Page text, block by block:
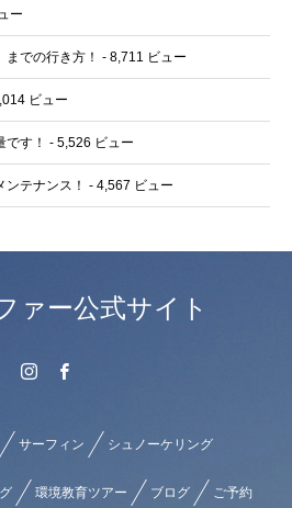
ー
での行き方！ - 8,711 ビュー
ビュー
す！ - 5,526 ビュー
テナンス！ - 4,567 ビュー
ァー公式サイト
サーフィン シュノーケリング
環境教育ツアー ブログ ご予約